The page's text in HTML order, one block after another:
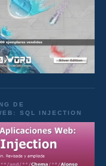
DE
SQL INJECTION